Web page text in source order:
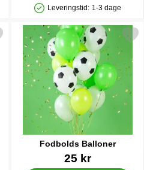
Produkttilgængelighed: På lager
Leveringstid: 1-3 dage
som favorit
Fodbolds Balloner
Varenr 2048225 kr
Markér fodbolds